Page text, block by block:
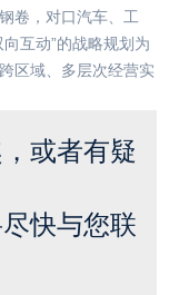
卷，对口汽车、工
互动”的战略规划为
区域、多层次经营实
或者有疑
快与您联